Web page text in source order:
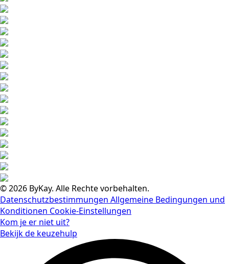
© 2026 ByKay. Alle Rechte vorbehalten.
Datenschutzbestimmungen Allgemeine Bedingungen und
Konditionen Cookie-Einstellungen
Kom je er niet uit?
Bekijk de keuzehulp